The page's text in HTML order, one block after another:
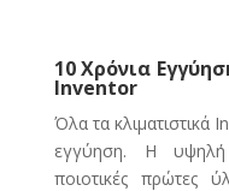
10 Χρόνια
Inventor
Όλα τα κλιματιστικά
εγγύηση. Η
ποιοτικές πρώτες